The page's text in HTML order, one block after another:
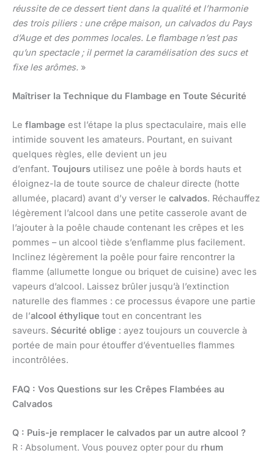
réussite de ce dessert tient dans la qualité et l’harmonie
des trois piliers : une crêpe maison, un calvados du Pays
d’Auge et des pommes locales. Le flambage n’est pas
qu’un spectacle ; il permet la caramélisation des sucs et
fixe les arômes. »
Maîtriser la Technique du Flambage en Toute Sécurité
Le flambage est l’étape la plus spectaculaire, mais elle
intimide souvent les amateurs. Pourtant, en suivant
quelques règles, elle devient un jeu
d’enfant. Toujours utilisez une poêle à bords hauts et
éloignez-la de toute source de chaleur directe (hotte
allumée, placard) avant d’y verser le calvados. Réchauffez
légèrement l’alcool dans une petite casserole avant de
l’ajouter à la poêle chaude contenant les crêpes et les
pommes – un alcool tiède s’enflamme plus facilement.
Inclinez légèrement la poêle pour faire rencontrer la
flamme (allumette longue ou briquet de cuisine) avec les
vapeurs d’alcool. Laissez brûler jusqu’à l’extinction
naturelle des flammes : ce processus évapore une partie
de l’alcool éthylique tout en concentrant les
saveurs. Sécurité oblige : ayez toujours un couvercle à
portée de main pour étouffer d’éventuelles flammes
incontrôlées.
FAQ : Vos Questions sur les Crêpes Flambées au
Calvados
Q : Puis-je remplacer le calvados par un autre alcool ?
R : Absolument. Vous pouvez opter pour du rhum